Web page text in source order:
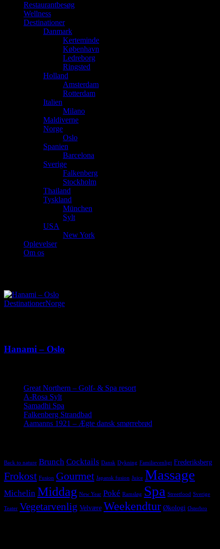
Restaurantbesøg
Wellness
Destinationer
Danmark
Kerteminde
København
Ledreborg
Ringsted
Holland
Amsterdam
Rotterdam
Italien
Milano
Maldiverne
Norge
Oslo
Spanien
Barcelona
Sverige
Falkenberg
Stockholm
Thailand
Tyskland
München
Sylt
USA
New York
Oplevelser
Om os
DestinationerNorge
Hanami – Oslo
Great Northern – Golf- & Spa resort
A-Rosa Sylt
Samadhi Spa
Falkenberg Strandbad
Aamanns 1921 – Ægte dansk smørrebrød
Back to nature Brunch Cocktails Dansk Dykning Familievenligt Frederiksberg
Frokost Fusion Gourmet Japansk fusion Juice Massage
Michelin Middag New Year Poké Ramsløg Spa Streetfood Sverige
Teater Vegetarvenlig Velvære Weekendtur Økologi Østerbro